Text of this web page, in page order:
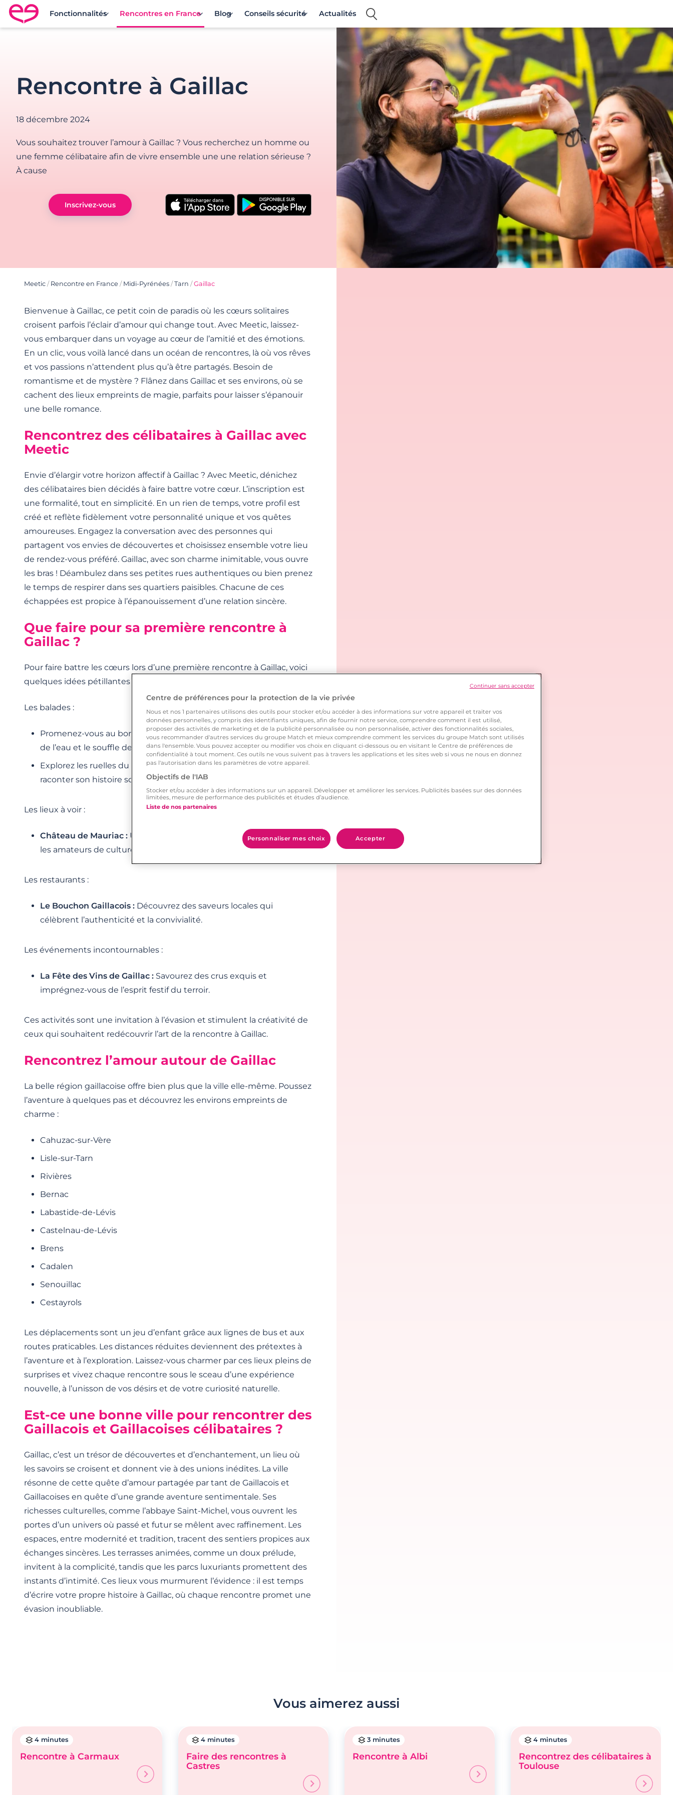
Rencontre en France avec Meetic
Fonctionnalités Rencontres en France Blog Conseils sécurité Actualités
Rencontre à Gaillac
18 décembre 2024
Vous souhaitez trouver l’amour à Gaillac ? Vous recherchez un homme ou
une femme célibataire afin de vivre ensemble une une relation sérieuse ?
À cause
Inscrivez-vous
Meetic / Rencontre en France / Midi-Pyrénées /Tarn /Gaillac
Bienvenue à Gaillac, ce petit coin de paradis où les cœurs solitaires
croisent parfois l’éclair d’amour qui change tout. Avec Meetic, laissez-
vous embarquer dans un voyage au cœur de l’amitié et des émotions.
En un clic, vous voilà lancé dans un océan de rencontres, là où vos rêves
et vos passions n’attendent plus qu’à être partagés. Besoin de
romantisme et de mystère ? Flânez dans Gaillac et ses environs, où se
cachent des lieux empreints de magie, parfaits pour laisser s’épanouir
une belle romance.
Rencontrez des célibataires à Gaillac avec
Meetic
Envie d’élargir votre horizon affectif à Gaillac ? Avec Meetic, dénichez
des célibataires bien décidés à faire battre votre cœur. L’inscription est
une formalité, tout en simplicité. En un rien de temps, votre profil est
créé et reflète fidèlement votre personnalité unique et vos quêtes
amoureuses. Engagez la conversation avec des personnes qui
partagent vos envies de découvertes et choisissez ensemble votre lieu
de rendez-vous préféré. Gaillac, avec son charme inimitable, vous ouvre
les bras ! Déambulez dans ses petites rues authentiques ou bien prenez
le temps de respirer dans ses quartiers paisibles. Chacune de ces
échappées est propice à l’épanouissement d’une relation sincère.
Que faire pour sa première rencontre à
Gaillac ?
Pour faire battre les cœurs lors d’une première rencontre à Gaillac, voici
quelques idées pétillantes :
Les balades :
Promenez-vous au bord du Tarn, laissez-vous porter par le murmure
de l’eau et le souffle de la nature.
Explorez les ruelles du centre ancien, où chaque pierre semble
raconter son histoire sous le feuillage des siècles.
Les lieux à voir :
Château de Mauriac : Un joyau historique où le temps s’arrête pour
les amateurs de culture et d’art.
Les restaurants :
Le Bouchon Gaillacois : Découvrez des saveurs locales qui
célèbrent l’authenticité et la convivialité.
Les événements incontournables :
La Fête des Vins de Gaillac : Savourez des crus exquis et
imprégnez-vous de l’esprit festif du terroir.
Ces activités sont une invitation à l’évasion et stimulent la créativité de
ceux qui souhaitent redécouvrir l’art de la rencontre à Gaillac.
Rencontrez l’amour autour de Gaillac
La belle région gaillacoise offre bien plus que la ville elle-même. Poussez
l’aventure à quelques pas et découvrez les environs empreints de
charme :
Cahuzac-sur-Vère
Lisle-sur-Tarn
Rivières
Bernac
Labastide-de-Lévis
Castelnau-de-Lévis
Brens
Cadalen
Senouillac
Cestayrols
Les déplacements sont un jeu d’enfant grâce aux lignes de bus et aux
routes praticables. Les distances réduites deviennent des prétextes à
l’aventure et à l’exploration. Laissez-vous charmer par ces lieux pleins de
surprises et vivez chaque rencontre sous le sceau d’une expérience
nouvelle, à l’unisson de vos désirs et de votre curiosité naturelle.
Est-ce une bonne ville pour rencontrer des
Gaillacois et Gaillacoises célibataires ?
Gaillac, c’est un trésor de découvertes et d’enchantement, un lieu où
les savoirs se croisent et donnent vie à des unions inédites. La ville
résonne de cette quête d’amour partagée par tant de Gaillacois et
Gaillacoises en quête d’une grande aventure sentimentale. Ses
richesses culturelles, comme l’abbaye Saint-Michel, vous ouvrent les
portes d’un univers où passé et futur se mêlent avec raffinement. Les
espaces, entre modernité et tradition, tracent des sentiers propices aux
échanges sincères. Les terrasses animées, comme un doux prélude,
invitent à la complicité, tandis que les parcs luxuriants promettent des
instants d’intimité. Ces lieux vous murmurent l’évidence : il est temps
d’écrire votre propre histoire à Gaillac, où chaque rencontre promet une
évasion inoubliable.
Vous aimerez aussi
4 minutes
Rencontre à Carmaux
4 minutes
Faire des rencontres à
Castres
3 minutes
Rencontre à Albi
4 minutes
Rencontrez des célibataires à
Toulouse
Centre de préférences pour la protection de la vie privée
Nous et nos 1 partenaires utilisons des outils pour stocker et/ou accéder à des informations sur votre appareil et traiter vos
données personnelles, y compris des identifiants uniques, afin de fournir notre service, comprendre comment il est utilisé,
proposer des activités de marketing et de la publicité personnalisée ou non personnalisée, activer des fonctionnalités sociales,
vous recommander d'autres services du groupe Match et mieux comprendre comment les services du groupe Match sont utilisés
dans l'ensemble. Vous pouvez accepter ou modifier vos choix en cliquant ci-dessous ou en visitant le Centre de préférences de
confidentialité à tout moment. Ces outils ne vous suivent pas à travers les applications et les sites web si vous ne nous en donnez
pas l'autorisation dans les paramètres de votre appareil.
Objectifs de l'IAB
Stocker et/ou accéder à des informations sur un appareil. Développer et améliorer les services. Publicités basées sur des données
limitées, mesure de performance des publicités et études d’audience.
Liste de nos partenaires
Personnaliser mes choix Accepter
Continuer sans accepter